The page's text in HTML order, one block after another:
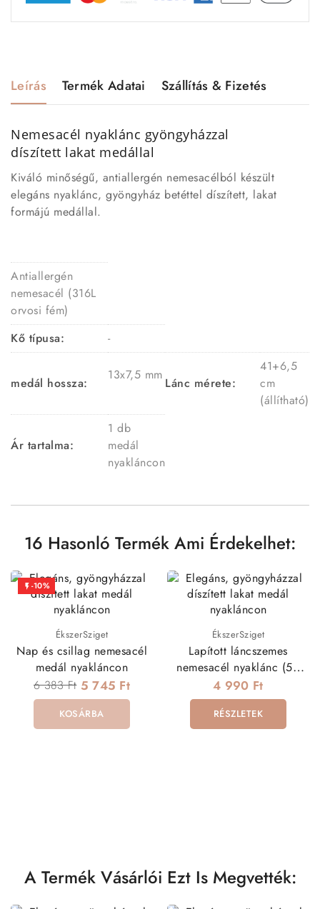
Leírás Termék Adatai Szállítás & Fizetés
Nemesacél nyaklánc gyöngyházzal
díszített lakat medállal
Kiváló minőségű, antiallergén nemesacélból készült
elegáns nyaklánc, gyöngyház betéttel díszített, lakat
formájú medállal.
Antiallergén
nemesacél (316L
orvosi fém)
Kő típusa:
-
medál hossza:
13x7,5 mm
Lánc mérete:
41+6,5
cm
(állítható)
Ár tartalma:
1 db
medál
nyakláncon
16 Hasonló Termék Ami Érdekelhet:
 -10%
ÉkszerSziget
Nap és csillag nemesacél
medál nyakláncon
6 383 Ft 5 745 Ft
KOSÁRBA
ÉkszerSziget
Lapított láncszemes
nemesacél nyaklánc (50
cm - 3 mm)
4 990 Ft
RÉSZLETEK
A Termék Vásárlói Ezt Is Megvették: